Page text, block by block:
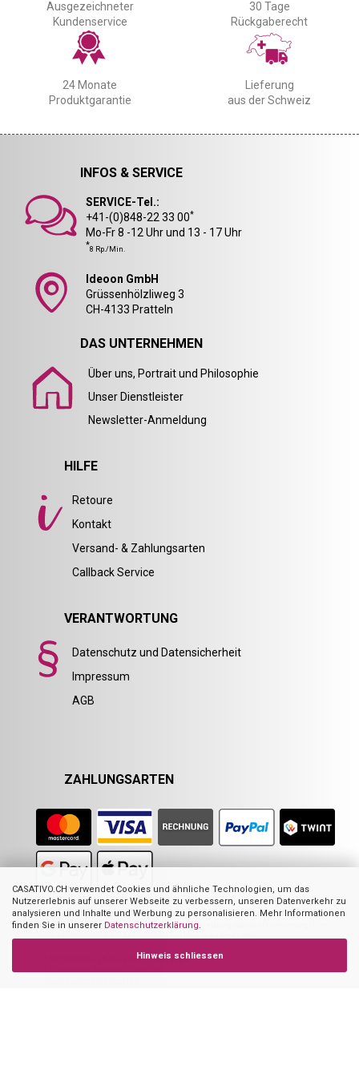
CASATIVO.CH verwendet Cookies und ähnliche Technologien, um das
Nutzererlebnis auf unserer Webseite zu verbessern, unseren Datenverkehr zu
analysieren und Inhalte und Werbung zu personalisieren. Mehr Informationen
finden Sie in unserer Datenschutzerklärung.
Hinweis schliessen
Ausgezeichneter
Kundenservice
30 Tage
Rückgaberecht
24 Monate
Produktgarantie
Lieferung
aus der Schweiz
INFOS & SERVICE
SERVICE-Tel.:
+41-(0)848-22 33 00*
Mo-Fr 8 -12 Uhr und 13 - 17 Uhr
*8 Rp./Min.
Ideoon GmbH
Grüssenhölzliweg 3
CH-4133 Pratteln
DAS UNTERNEHMEN
Über uns, Portrait und Philosophie
Unser Dienstleister
Newsletter-Anmeldung
HILFE
Retoure
Kontakt
Versand- & Zahlungsarten
Callback Service
VERANTWORTUNG
Datenschutz und Datensicherheit
Impressum
AGB
ZAHLUNGSARTEN
Nicht alle Abbildungen im Online-Shop stellen das angebotene Produkt zwingend
dar. Sie dienen zur Visualisierung der Beschreibung oder als Orientierung. Dies
Empfohlener VK des europ. Lieferanten